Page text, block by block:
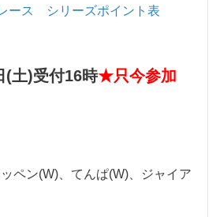
ース シリーズポイント表
(土)受付16時★只今参加
ペン(W)、てんぱ(W)、ジャイア